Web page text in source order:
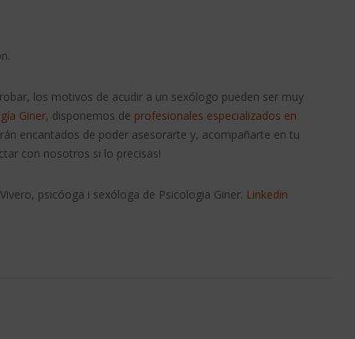
los motivos de acudir a un sexólogo pueden ser muy
Giner, disponemos de profesionales especializados en
encantados de poder asesorarte y, acompañarte en tu
con nosotros si lo precisas!
psicóoga i sexóloga de Psicologia Giner. Linkedin